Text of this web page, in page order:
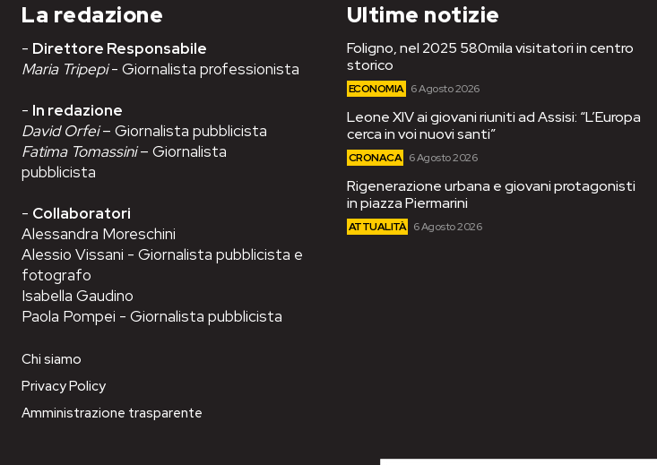
La redazione
- Direttore Responsabile
Maria Tripepi- Giornalista professionista
- In redazione
David Orfei– Giornalista pubblicista
Fatima Tomassini– Giornalista
pubblicista
- Collaboratori
Alessandra Moreschini
Alessio Vissani - Giornalista pubblicista e
fotografo
Isabella Gaudino
Paola Pompei - Giornalista pubblicista
Chi siamo
Privacy Policy
Amministrazione trasparente
Ultime notizie
Foligno, nel 2025 580mila visitatori in centro
storico
ECONOMIA 6 Agosto 2026
Leone XIV ai giovani riuniti ad Assisi: “L’Europa
cerca in voi nuovi santi”
CRONACA 6 Agosto 2026
Rigenerazione urbana e giovani protagonisti
in piazza Piermarini
ATTUALITÀ 6 Agosto 2026